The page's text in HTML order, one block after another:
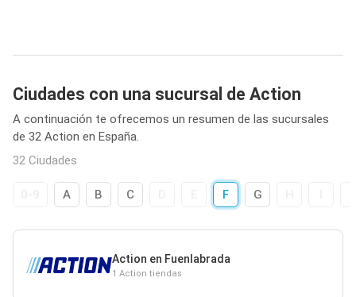
Ciudades con una sucursal de Action
A continuación te ofrecemos un resumen de las sucursales
de 32 Action en España.
32 Ciudades
A B C F G
Action en Fuenlabrada
1 Action tiendas